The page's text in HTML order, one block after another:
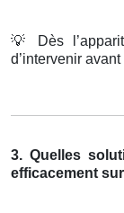
💡
Dès
d’intervenir
3. Quelles
efficacement